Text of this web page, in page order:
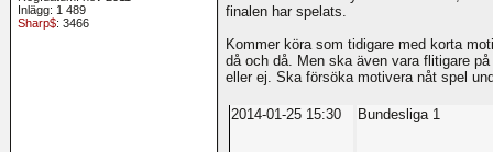
Inlägg: 1 489
Sharp$: 3466
finalen har spelats.
Kommer köra som tidigare med korta
då och då. Men ska även vara flitigare
eller ej. Ska försöka motivera nåt spel
2014-01-25 15:30 Bundesliga 1